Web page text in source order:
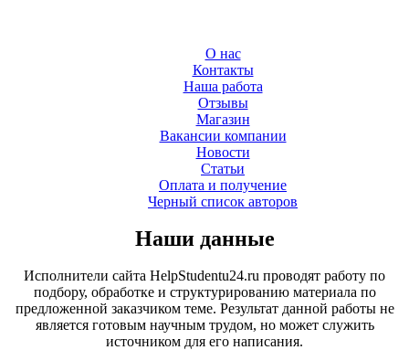
О нас
Контакты
Наша работа
Отзывы
Магазин
Вакансии компании
Новости
Статьи
Оплата и получение
Черный список авторов
Наши данные
Исполнители сайта HelpStudentu24.ru проводят работу по
подбору, обработке и структурированию материала по
предложенной заказчиком теме. Результат данной работы не
является готовым научным трудом, но может служить
источником для его написания.